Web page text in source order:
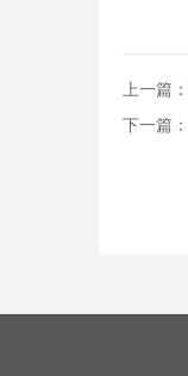
上一篇：
下一篇：